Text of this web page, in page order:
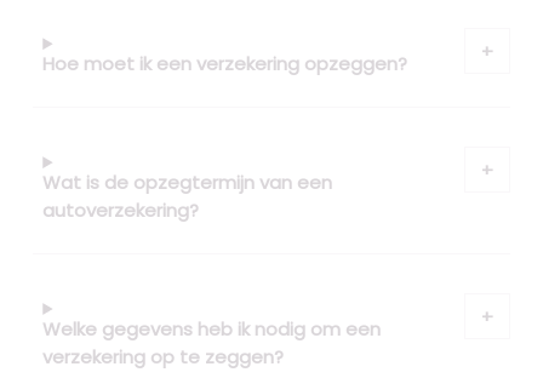
Hoe moet ik een verzekering opzeggen?
Wat is de opzegtermijn van een
autoverzekering?
Welke gegevens heb ik nodig om een
verzekering op te zeggen?